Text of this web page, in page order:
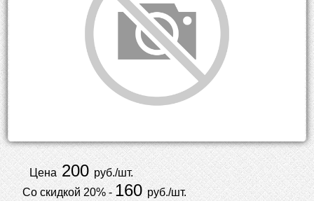
Цена200руб./шт.
Со скидкой 20% - 160руб./шт.